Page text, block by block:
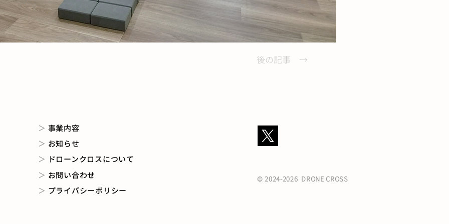
後の記事 →
＞ 事業内容
＞ お知らせ
＞ ドローンクロスについて
＞ お問い合わせ
＞ プライバシーポリシー
© 2024-2026 DRONE CROSS